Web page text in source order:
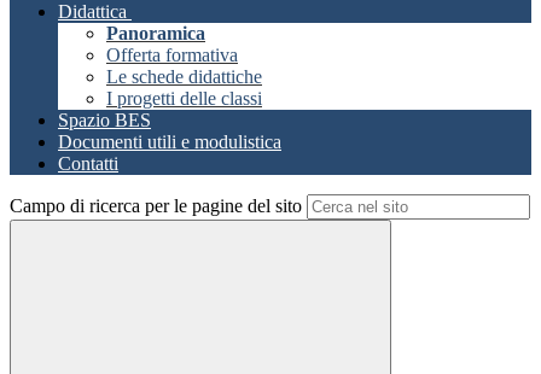
Didattica
Panoramica
Offerta formativa
Le schede didattiche
I progetti delle classi
Spazio BES
Documenti utili e modulistica
Contatti
Campo di ricerca per le pagine del sito